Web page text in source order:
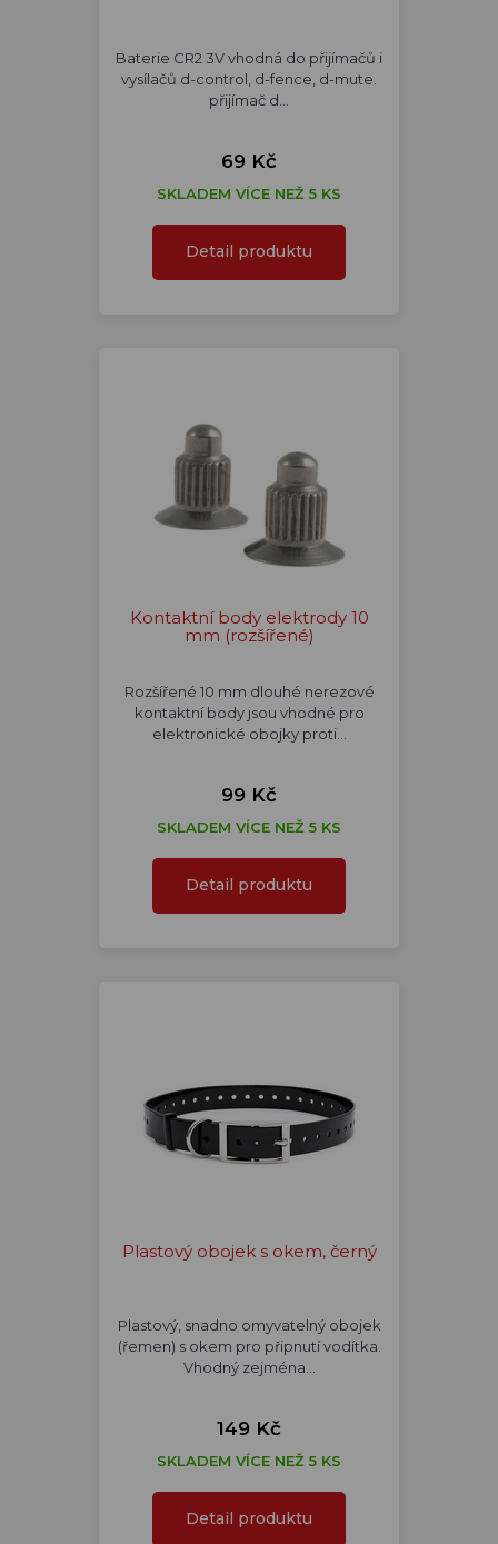
Baterie CR2 3V vhodná do přijímačů i
vysílačů d-control, d-fence, d-mute.
přijímač d…
69 Kč
SKLADEM VÍCE NEŽ 5 KS
Detail produktu
Kontaktní body elektrody 10
mm (rozšířené)
Rozšířené 10 mm dlouhé nerezové
kontaktní body jsou vhodné pro
elektronické obojky proti…
99 Kč
SKLADEM VÍCE NEŽ 5 KS
Detail produktu
Plastový obojek s okem, černý
Plastový, snadno omyvatelný obojek
(řemen) s okem pro připnutí vodítka.
Vhodný zejména…
149 Kč
SKLADEM VÍCE NEŽ 5 KS
Detail produktu